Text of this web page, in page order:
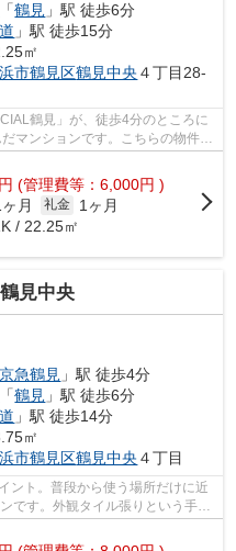
「鶴見 」駅 徒歩6分
」駅 徒歩15分
㎡
市鶴見区鶴見中央 ４丁目28-
鶴見」が、徒歩4分のところに
マンションです。こちらの物件で
円 (管理費等：6,000円 )
月 礼金
1ヶ月
/ 22.25㎡
見中央
京急鶴見 」駅 徒歩4分
「鶴見 」駅 徒歩6分
」駅 徒歩14分
㎡
市鶴見区鶴見中央 ４丁目
ント。普段から使う場所だけに近
です。外観タイル張りという手間